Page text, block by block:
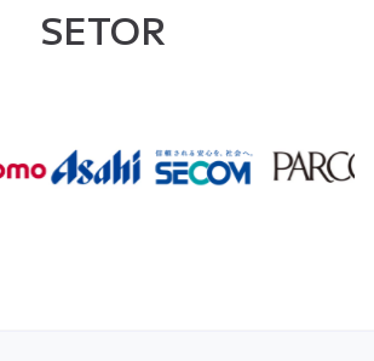
SETOR